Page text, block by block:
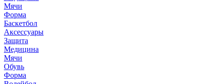
Мячи
Форма
Баскетбол
Аксессуары
Защита
Медицина
Мячи
Обувь
Форма